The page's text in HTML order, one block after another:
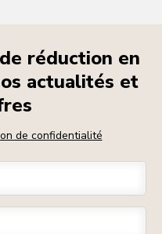
réduction en
actualités et
de confidentialité